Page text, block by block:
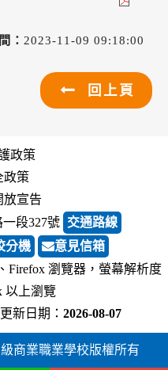
： 2023-11-09 09:18:00
回上頁
政策
政策
放宣告
段327號 交通路線
分機
意見信箱
Firefox 瀏覽器，螢幕解析度
以上瀏覽
更新日期： 2026-08-07
商業職業學校版權所有